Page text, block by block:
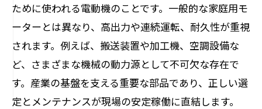
2pモーターと4pモーターの基本的な違い
用途別に見る2pと4pモーターの使い分け
産業用モーター選定で注目すべきポイン
ト
2p・4pモーターの特徴と現場での利点
ために使われる電動機のことです。一般的な家庭用モ
ーターとは異なり、高出力や連続運転、耐久性が重視
されます。例えば、搬送装置や加工機、空調設備な
ど、さまざまな機械の動力源として不可欠な存在で
す。産業の基盤を支える重要な部品であり、正しい選
定とメンテナンスが現場の安定稼働に直結します。